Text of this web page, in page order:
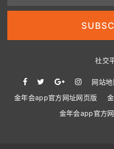
社交
网站地
金年会app官方网址网页版
金年会app官方